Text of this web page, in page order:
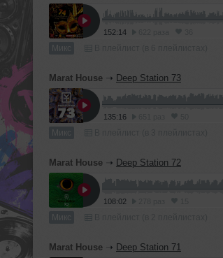
152:14
Микс
Marat House ➝ Deep Station 73
135:16
Микс
Marat House ➝ Deep Station 72
108:02
Микс
Marat House ➝ Deep Station 71